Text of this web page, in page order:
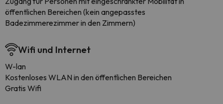
öffentlichen Bereichen (kein angepasstes
Badezimmerezimmer in den Zimmern)
Wifi und Internet
W-lan
Kostenloses WLAN in den öffentlichen Bereichen
Gratis Wifi